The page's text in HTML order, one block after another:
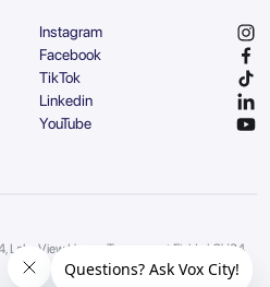
Instagram
Facebook
TikTok
Linkedin
YouTube
Lake View House, Tournament Fields | CV34